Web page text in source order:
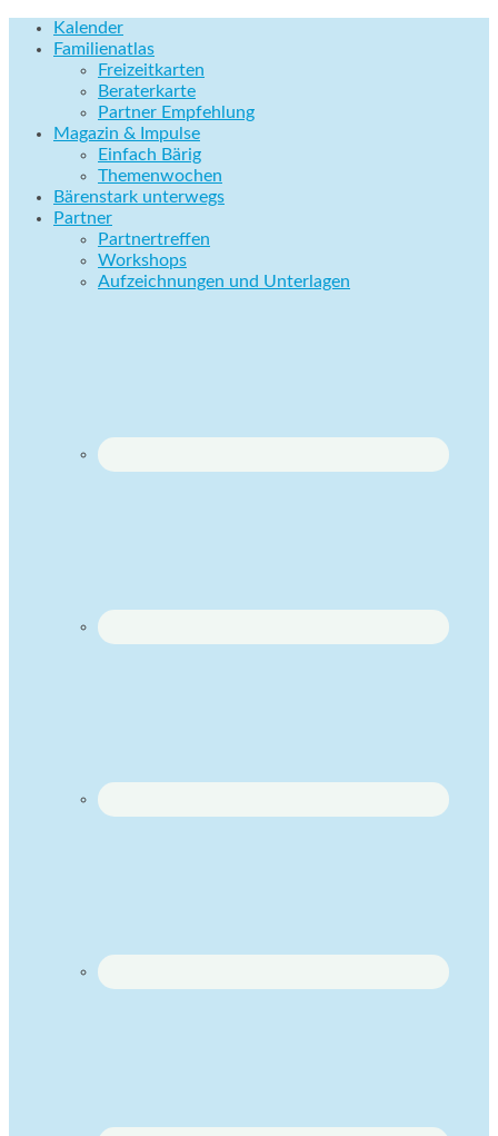
Kalender
Familienatlas
Freizeitkarten
Beraterkarte
Partner Empfehlung
Magazin & Impulse
Einfach Bärig
Themenwochen
Bärenstark unterwegs
Partner
Partnertreffen
Workshops
Aufzeichnungen und Unterlagen